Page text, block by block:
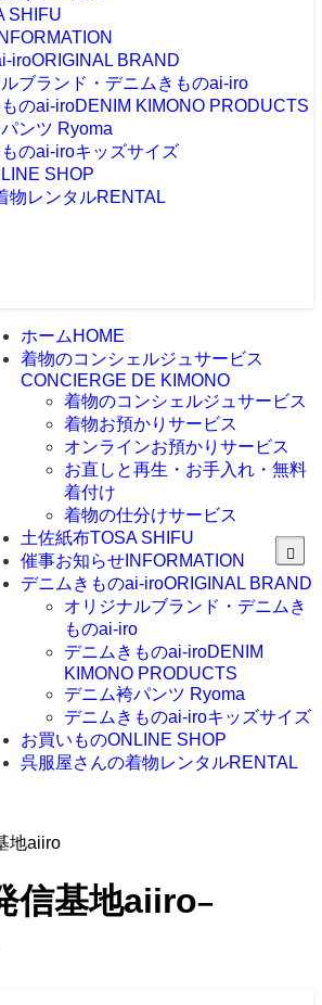
SHIFU
INFORMATION
iroORIGINAL BRAND
ブランド・デニムきものai-iro
のai-iroDENIM KIMONO PRODUCTS
ンツ Ryoma
のai-iroキッズサイズ
SHOP
物レンタルRENTAL
ホーム HOME
着物のコンシェルジュサービス
CONCIERGE DE KIMONO
着物のコンシェルジュサービス
着物お預かりサービス
オンラインお預かりサービス
お直しと再生・お手入れ・無料
着付け
着物の仕分けサービス
土佐紙布TOSA SHIFU
催事お知らせINFORMATION
デニムきものai-iroORIGINAL BRAND
オリジナルブランド・デニムき
ものai-iro
デニムきものai-iroDENIM
KIMONO PRODUCTS
デニム袴パンツ Ryoma
デニムきものai-iroキッズサイズ
お買いものONLINE SHOP
呉服屋さんの着物レンタルRENTAL
地aiiro
信基地aiiro–